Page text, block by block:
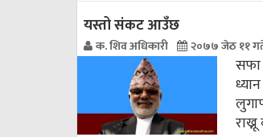
यस्तो संकट आउँछ
क. शिव अधिकारी २०७७ जेठ ११
सफा